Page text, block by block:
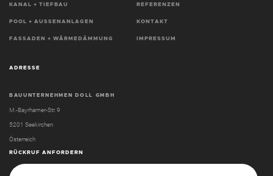
KANAL + TIEFBAU
POOL + AUSSENANLAGEN
FASSADEN + WÄRMEDÄMMUNG
REFERENZEN
KONTAKT
IMPRESSUM
ADRESSE
BAUUNTERNEHMEN DOLL GMBH
M.-Bayrhamer-Str. 9
5201 Seekirchen
Österreich
RÜCKRUF ANFORDERN